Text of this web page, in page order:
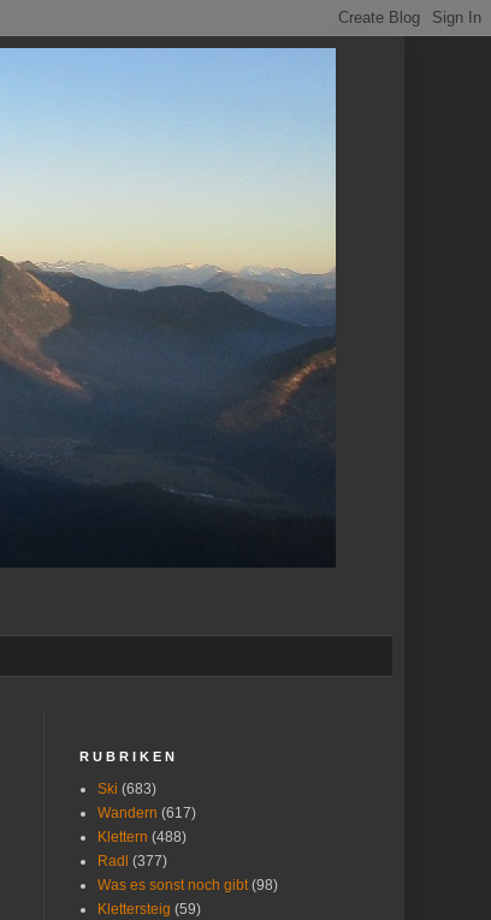
R U B R I K E N
Ski (683)
Wandern (617)
Klettern (488)
Radl (377)
Was es sonst noch gibt (98)
Klettersteig (59)